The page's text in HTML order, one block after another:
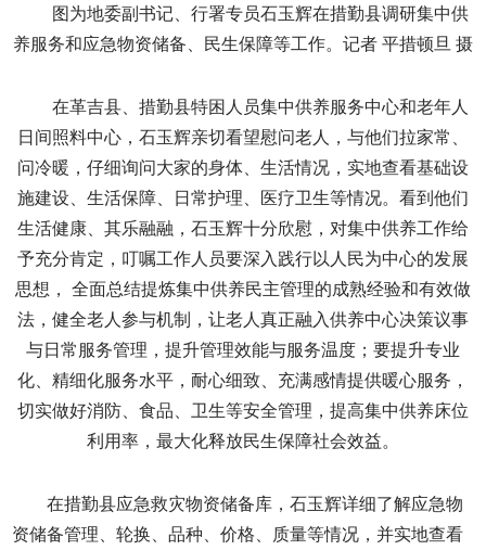
图为地委副书记、行署专员石玉辉在措勤县调研集中供
养服务和应急物资储备、民生保障等工作。记者 平措顿旦 摄
在革吉县、措勤县特困人员集中供养服务中心和老年人
日间照料中心，石玉辉亲切看望慰问老人，与他们拉家常、
问冷暖，仔细询问大家的身体、生活情况，实地查看基础设
施建设、生活保障、日常护理、医疗卫生等情况。看到他们
生活健康、其乐融融，石玉辉十分欣慰，对集中供养工作给
予充分肯定，叮嘱工作人员要深入践行以人民为中心的发展
思想， 全面总结提炼集中供养民主管理的成熟经验和有效做
法，健全老人参与机制，让老人真正融入供养中心决策议事
与日常服务管理，提升管理效能与服务温度；要提升专业
化、精细化服务水平，耐心细致、充满感情提供暖心服务，
切实做好消防、食品、卫生等安全管理，提高集中供养床位
利用率，最大化释放民生保障社会效益。
在措勤县应急救灾物资储备库，石玉辉详细了解应急物
资储备管理、轮换、品种、价格、质量等情况，并实地查看